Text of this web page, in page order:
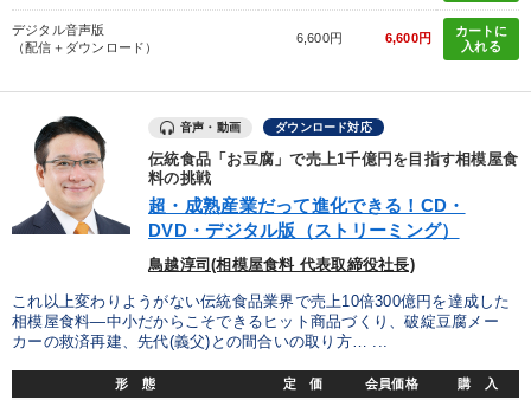
デジタル音声版
（配信＋ダウンロード）
6,600円 6,600円
カートに
入れる
音声・動画 ダウンロード対応
伝統食品「お豆腐」で売上1千億円を目指す相模屋食
料の挑戦
超・成熟産業だって進化できる！CD・
DVD・デジタル版（ストリーミング）
鳥越淳司(相模屋食料 代表取締役社長)
これ以上変わりようがない伝統食品業界で売上10倍300億円を達成した
相模屋食料―中小だからこそできるヒット商品づくり、破綻豆腐メー
カーの救済再建、先代(義父)との間合いの取り方… ...
形 態 定 価 会員価格 購 入